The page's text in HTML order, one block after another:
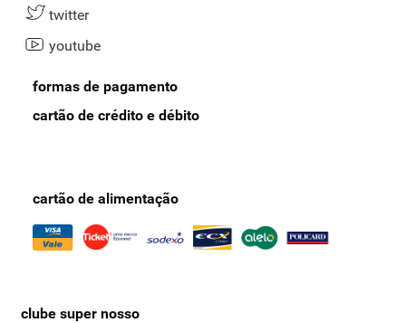
twitter
youtube
formas de pagamento
cartão de crédito e débito
cartão de alimentação
clube super nosso